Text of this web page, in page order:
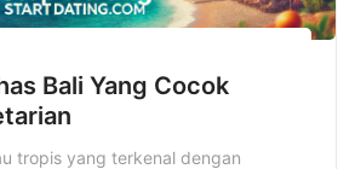
Bali Yang Cocok
tropis yang terkenal dengan